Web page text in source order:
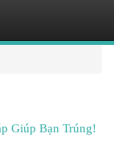
Giúp Bạn Trúng!